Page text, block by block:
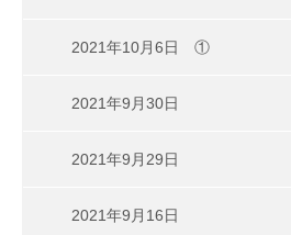
2021年10月6日 ①
2021年9月30日
2021年9月29日
2021年9月16日